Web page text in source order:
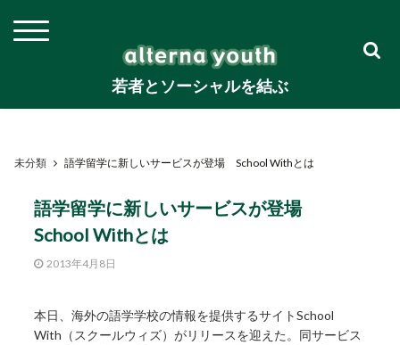
若者とソーシャルを結ぶ
未分類 語学留学に新しいサービスが登場 School Withとは
語学留学に新しいサービスが登場
School Withとは
2013年4月8日
本日、海外の語学学校の情報を提供するサイトSchool
With（スクールウィズ）がリリースを迎えた。同サービス